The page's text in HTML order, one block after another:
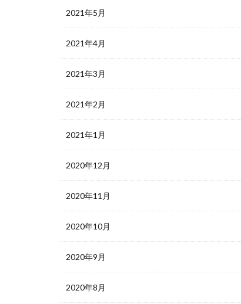
2021年5月
2021年4月
2021年3月
2021年2月
2021年1月
2020年12月
2020年11月
2020年10月
2020年9月
2020年8月